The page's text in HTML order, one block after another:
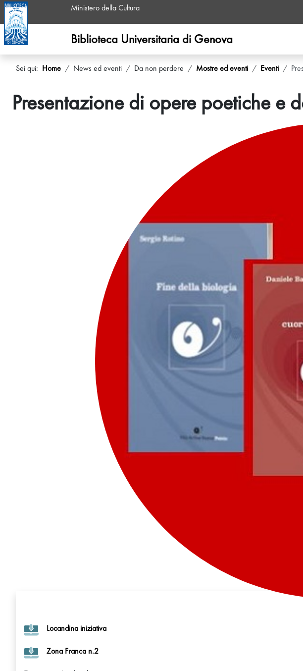
Ministero della Cultura
Biblioteca Universitaria di Genova
Sei qui: Home News ed eventi Da non perdere Mostre ed eventi Eventi
Presentazione di opere poetiche e
Locandina iniziativa
Zona Franca n.2